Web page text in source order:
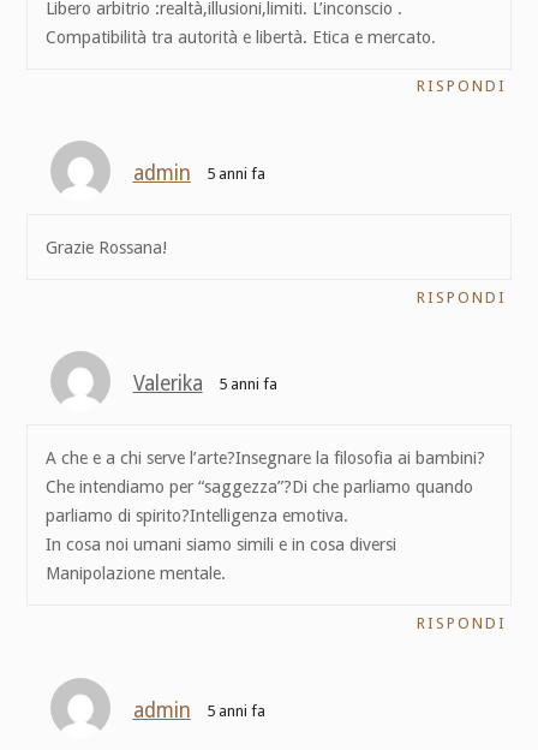
Libero arbitrio :realtà,illusioni,limiti. L’inconscio .
Compatibilità tra autorità e libertà. Etica e mercato.
RISPONDI
admin 5 anni fa
Grazie Rossana!
RISPONDI
Valerika 5 anni fa
A che e a chi serve l’arte?Insegnare la filosofia ai bambini?
Che intendiamo per “saggezza”?Di che parliamo quando
parliamo di spirito?Intelligenza emotiva.
In cosa noi umani siamo simili e in cosa diversi
Manipolazione mentale.
RISPONDI
admin 5 anni fa